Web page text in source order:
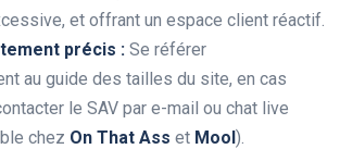
et offrant un espace client réactif.
précis : Se référer
au guide des tailles du site, en cas
le SAV par e-mail ou chat live
chez On That Ass et Mool).